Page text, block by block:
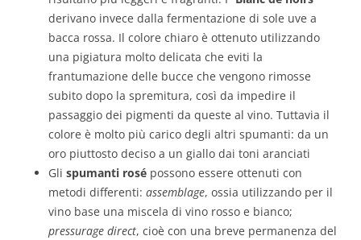
derivano invece dalla fermentazione di sole uve a
bacca rossa. Il colore chiaro è ottenuto utilizzando
una pigiatura molto delicata che eviti la
frantumazione delle bucce che vengono rimosse
subito dopo la spremitura, così da impedire il
passaggio dei pigmenti da queste al vino. Tuttavia il
colore è molto più carico degli altri spumanti: da un
oro piuttosto deciso a un giallo dai toni aranciati
Gli spumanti rosé possono essere ottenuti con
metodi differenti: assemblage, ossia utilizzando per il
vino base una miscela di vino rosso e bianco;
pressurage direct, cioè con una breve permanenza del